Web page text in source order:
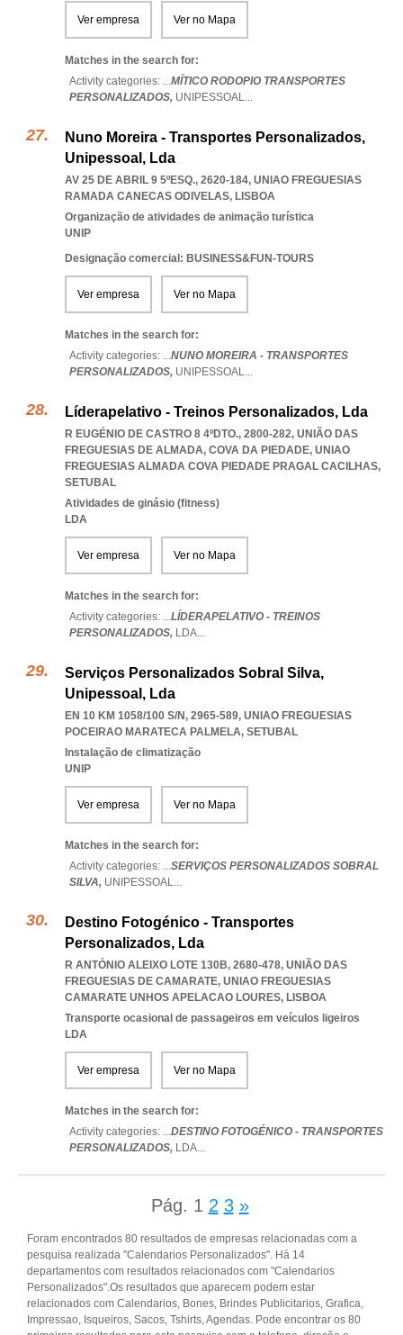
Ver empresa Ver no Mapa
Matches in the search for:
Activity categories: ...MÍTICO RODOPIO TRANSPORTES
PERSONALIZADOS, UNIPESSOAL...
Nuno Moreira - Transportes Personalizados,
Unipessoal, Lda
AV 25 DE ABRIL 9 5ºESQ., 2620-184, UNIAO FREGUESIAS
RAMADA CANECAS ODIVELAS, LISBOA
Organização de atividades de animação turística
UNIP
Designação comercial: BUSINESS&FUN-TOURS
Ver empresa Ver no Mapa
Matches in the search for:
Activity categories: ...NUNO MOREIRA - TRANSPORTES
PERSONALIZADOS, UNIPESSOAL...
Líderapelativo - Treinos Personalizados, Lda
R EUGÉNIO DE CASTRO 8 4ºDTO., 2800-282, UNIÃO DAS
FREGUESIAS DE ALMADA, COVA DA PIEDADE, UNIAO
FREGUESIAS ALMADA COVA PIEDADE PRAGAL CACILHAS,
SETUBAL
Atividades de ginásio (fitness)
LDA
Ver empresa Ver no Mapa
Matches in the search for:
Activity categories: ...LÍDERAPELATIVO - TREINOS
PERSONALIZADOS, LDA...
Serviços Personalizados Sobral Silva,
Unipessoal, Lda
EN 10 KM 1058/100 S/N, 2965-589, UNIAO FREGUESIAS
POCEIRAO MARATECA PALMELA, SETUBAL
Instalação de climatização
UNIP
Ver empresa Ver no Mapa
Matches in the search for:
Activity categories: ...SERVIÇOS PERSONALIZADOS SOBRAL
SILVA, UNIPESSOAL...
Destino Fotogénico - Transportes
Personalizados, Lda
R ANTÓNIO ALEIXO LOTE 130B, 2680-478, UNIÃO DAS
FREGUESIAS DE CAMARATE, UNIAO FREGUESIAS
CAMARATE UNHOS APELACAO LOURES, LISBOA
Transporte ocasional de passageiros em veículos ligeiros
LDA
Ver empresa Ver no Mapa
Matches in the search for:
Activity categories: ...DESTINO FOTOGÉNICO - TRANSPORTES
PERSONALIZADOS, LDA...
Pág. 1 2 3 »
Foram encontrados 80 resultados de empresas relacionadas com a
pesquisa realizada "Calendarios Personalizados". Há 14
departamentos com resultados relacionados com "Calendarios
Personalizados".Os resultados que aparecem podem estar
relacionados com Calendarios, Bones, Brindes Publicitarios, Grafica,
Impressao, Isqueiros, Sacos, Tshirts, Agendas. Pode encontrar os 80